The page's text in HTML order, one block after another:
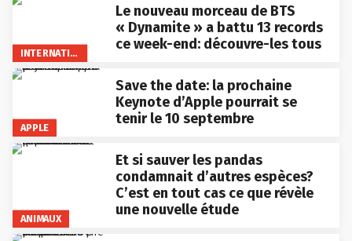
INTERNATIONAL
Le nouveau morceau de BTS
« Dynamite » a battu 13 records
ce week-end: découvre-les tous
APPLE
Save the date: la prochaine
Keynote d’Apple pourrait se
tenir le 10 septembre
ANIMAUX
Et si sauver les pandas
condamnait d’autres espèces?
C’est en tout cas ce que révèle
une nouvelle étude